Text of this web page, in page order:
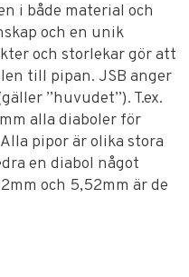
i både material och
och en unik
och storlekar gör att
till pipan. JSB anger
”huvudet”). T.ex.
alla diaboler för
pipor är olika stora
en diabol något
och 5,52mm är de